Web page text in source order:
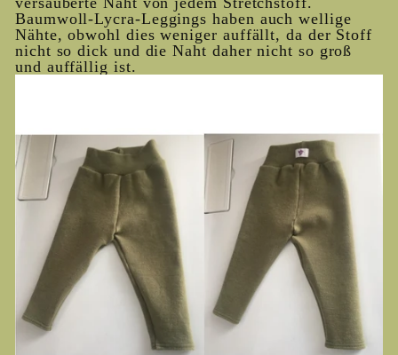
Baumwoll-Lycra-Leggings haben auch wellige
Nähte, obwohl dies weniger auffällt, da der Stoff
nicht so dick und die Naht daher nicht so groß
und auffällig ist.